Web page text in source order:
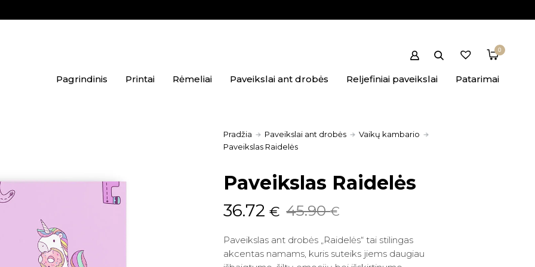
0
Pagrindinis Printai Rėmeliai Paveikslai ant drobės Reljefiniai paveikslai Patarimai
Pradžia Paveikslai ant drobės
Vaikų kambario
Paveikslas Raidelės
Paveikslas Raidelės
45.90€
Original
was:
36.72€
Current
is:
Paveikslas ant drobės „Raidelės“ tai stilingas
akcentas namams, kuris suteiks jiems daugiau